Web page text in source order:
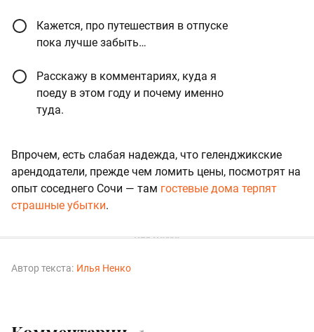
Кажется, про путешествия в отпуске
пока лучше забыть…
Расскажу в комментариях, куда я
поеду в этом году и почему именно
туда.
Впрочем, есть слабая надежда, что геленджикские
арендодатели, прежде чем ломить цены, посмотрят на
опыт соседнего Сочи — там гостевые дома терпят
страшные убытки.
Автор текста: Илья Ненко